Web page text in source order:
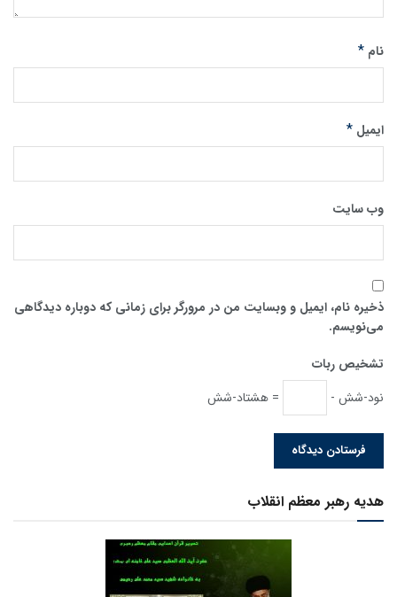
نام *
ایمیل *
وب‌ سایت
ذخیره نام، ایمیل و وبسایت من در مرورگر برای زمانی که دوباره دیدگاهی
می‌نویسم.
تشخیص ربات
نود-شش -
= هشتاد-شش
هدیه رهبر معظم انقلاب